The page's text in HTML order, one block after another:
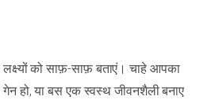
को साफ़-साफ़ बताएं। चाहे आपका
हो, या बस एक स्वस्थ जीवनशैली बनाए